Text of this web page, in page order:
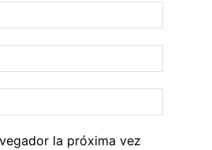
la próxima vez